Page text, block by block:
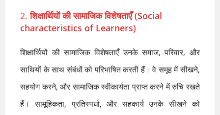
2.शिक्षार्थियों की सामाजिक विशेषताएँ (Social
characteristics of Learners)
शिक्षार्थियों की सामाजिक विशेषताएँ उनके समाज, परिवार, और
साथियों के साथ संबंधों को परिभाषित करती हैं। वे समूह में सीखने,
सहयोग करने, और सामाजिक स्वीकार्यता प्राप्त करने में रुचि रखते
हैं। सामूहिकता, प्रतिस्पर्धा, और सहकार्य उनके सीखने को